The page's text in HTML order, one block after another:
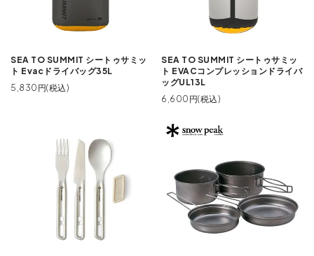
SEA TO SUMMIT シートゥサミッ
ト Evacドライバッグ35L
5,830円(税込)
SEA TO SUMMIT シートゥサミッ
ト EVACコンプレッションドライバ
ッグUL13L
6,600円(税込)